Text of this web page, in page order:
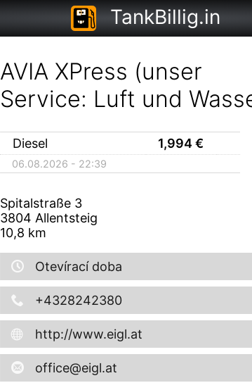
TankBillig.in
AVIA XPress (unser
Service: Luft und
Diesel 1,994€
06.08.2026 - 22:39
Spitalstraße 3
3804 Allentsteig
10,8 km
Otevírací doba
+4328242380
http://www.eigl.at
office@eigl.at